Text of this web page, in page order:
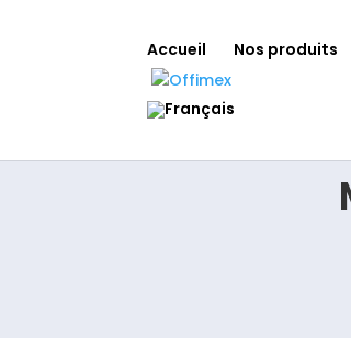
Accueil Nos produits